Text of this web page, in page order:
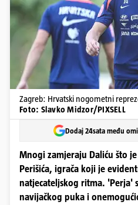
Zagreb: Hrvatski nogometni
Foto: Slavko Midzor/PIXSELL
Dodaj 24sata među
Mnogi zamjeraju Daliću što
Perišića, igrača koji je
natjecateljskog ritma. 'Perja'
navijačkog puka i